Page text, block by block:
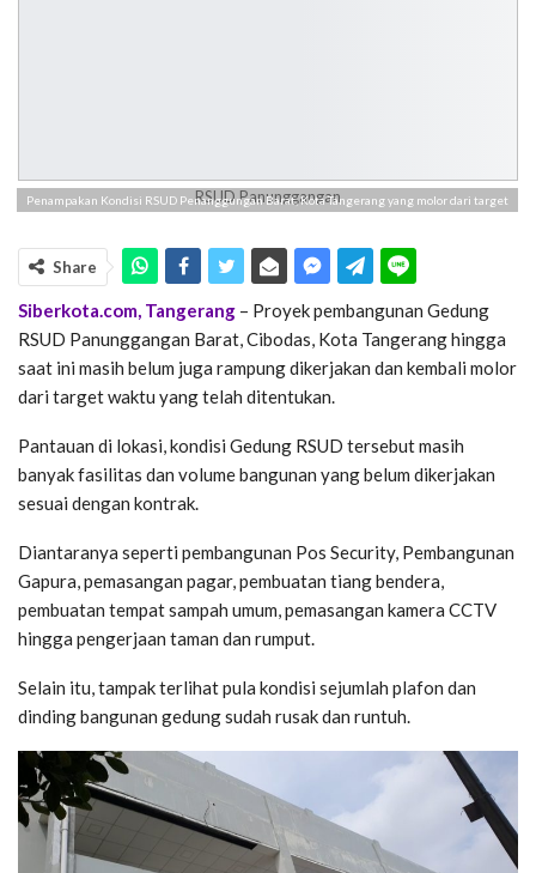
RSUD Panunggangan
Penampakan Kondisi RSUD Penanggungan Barat, Kota Tangerang yang molor dari target
Share
Siberkota.com, Tangerang – Proyek pembangunan Gedung
RSUD Panunggangan Barat, Cibodas, Kota Tangerang hingga
saat ini masih belum juga rampung dikerjakan dan kembali molor
dari target waktu yang telah ditentukan.
Pantauan di lokasi, kondisi Gedung RSUD tersebut masih
banyak fasilitas dan volume bangunan yang belum dikerjakan
sesuai dengan kontrak.
Diantaranya seperti pembangunan Pos Security, Pembangunan
Gapura, pemasangan pagar, pembuatan tiang bendera,
pembuatan tempat sampah umum, pemasangan kamera CCTV
hingga pengerjaan taman dan rumput.
Selain itu, tampak terlihat pula kondisi sejumlah plafon dan
dinding bangunan gedung sudah rusak dan runtuh.